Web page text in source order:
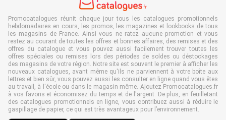
Promocatalogues réunit chaque jour tous les catalogues promotionnels
hebdomadaires en cours, les promos, les magazines et lookbooks de tous
les magasins de France. Ainsi vous ne ratez aucune promotion et vous
restez au courant de toutes les offres et bonnes affaires, des remises et des
offres du catalogue et vous pouvez aussi facilement trouver toutes les
offres spéciales ou remises lors des périodes de soldes ou déstockages
des magasins de votre région. Notre site est souvent le premier à afficher les
nouveaux catalogues, avant même qu'ils ne parviennent à votre boîte aux
lettres et bien sûr, vous pouvez aussi les consulter en ligne quand vous êtes
au travail, à l'école ou dans le magasin même. Ajoutez Promocatalogues.fr
à vos favoris et économisez du temps et de l'argent. De plus, en feuilletant
des catalogues promotionnels en ligne, vous contribuez aussi à réduire le
gaspillage de papier, ce qui est très avantageux pour l’environnement.